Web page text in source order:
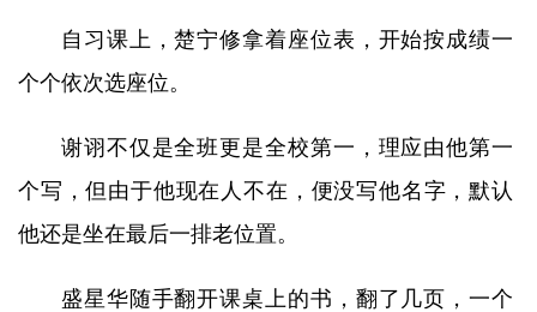
自习课上，楚宁修拿着座位表，开始按成绩一
个个依次选座位。
谢诩不仅是全班更是全校第一，理应由他第一
个写，但由于他现在人不在，便没写他名字，默认
他还是坐在最后一排老位置。
盛星华随手翻开课桌上的书，翻了几页，一个